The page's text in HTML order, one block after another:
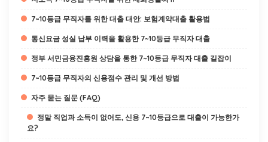
7~10등급 무직자를 위한 대출 대안: 보험계약대출 활용법
통신요금 성실 납부 이력을 활용한 7~10등급 무직자 대출
정부 서민금융진흥원 상담을 통한 7~10등급 무직자 대출 길잡이
7~10등급 무직자의 신용점수 관리 및 개선 방법
자주 묻는 질문 (FAQ)
정말 직업과 소득이 없어도, 신용 7~10등급으로 대출이 가능한가
요?